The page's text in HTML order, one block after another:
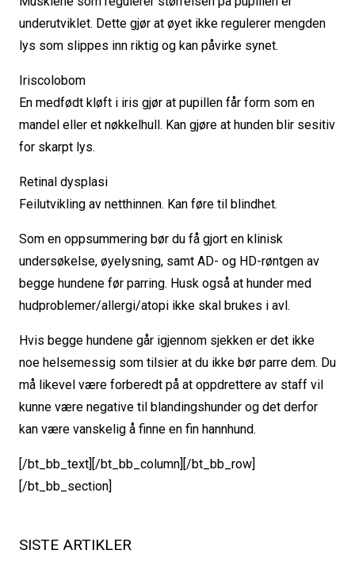
underutviklet. Dette gjør at øyet ikke regulerer mengden
lys som slippes inn riktig og kan påvirke synet.
Iriscolobom
En medfødt kløft i iris gjør at pupillen får form som en
mandel eller et nøkkelhull. Kan gjøre at hunden blir sesitiv
for skarpt lys.
Retinal dysplasi
Feilutvikling av netthinnen. Kan føre til blindhet.
Som en oppsummering bør du få gjort en klinisk
undersøkelse, øyelysning, samt AD- og HD-røntgen av
begge hundene før parring. Husk også at hunder med
hudproblemer/allergi/atopi ikke skal brukes i avl.
Hvis begge hundene går igjennom sjekken er det ikke
noe helsemessig som tilsier at du ikke bør parre dem. Du
må likevel være forberedt på at oppdrettere av staff vil
kunne være negative til blandingshunder og det derfor
kan være vanskelig å finne en fin hannhund.
[/bt_bb_text][/bt_bb_column][/bt_bb_row]
[/bt_bb_section]
SISTE ARTIKLER